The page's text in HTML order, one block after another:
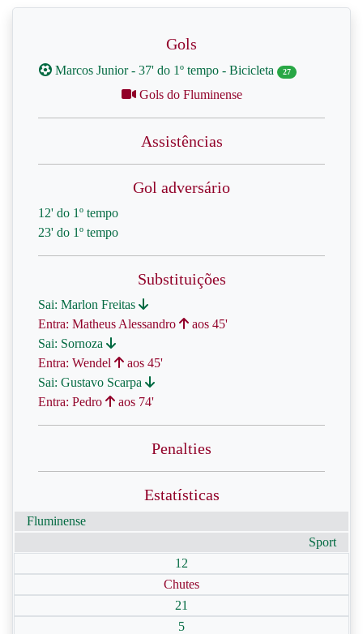
Gols
Marcos Junior - 37' do 1º tempo - Bicicleta 27
Gols do Fluminense
Assistências
Gol adversário
12' do 1º tempo
23' do 1º tempo
Substituições
Sai: Marlon Freitas
Entra: Matheus Alessandro
aos 45'
Sai: Sornoza
Entra: Wendel
aos 45'
Sai: Gustavo Scarpa
Entra: Pedro
aos 74'
Penalties
Estatísticas
Fluminense
Sport
12
Chutes
21
5